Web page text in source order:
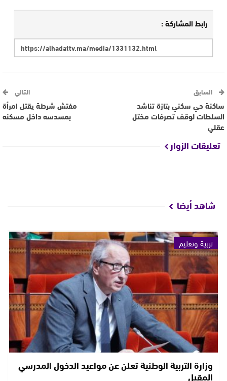
رابط المشاركة :
السابق
ساكنة حي سكني بتازة تناشد
السلطات لوقف تصرفات مختل
عقلي
التالي
مفتش شرطة يقتل امرأة
بمسدسه داخل مسكنه
تعليقات الزوار
شاهد أيضا
تربية وتعليم
وزارة التربية الوطنية تعلن عن مواعيد الدخول المدرسي
المقبل